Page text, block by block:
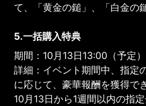
て、「黄金の鎚」、「白金の
5.一括購入特典
期間：10月13日13:00（予定
詳細：イベント期間中、指定
に応じて、豪華報酬を獲得で
10月13日から1週間以内の指